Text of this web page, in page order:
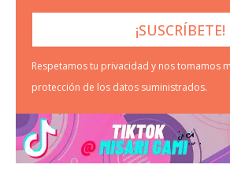
Respetamos tu privacidad y nos tomamos
protección de los datos suministrados.